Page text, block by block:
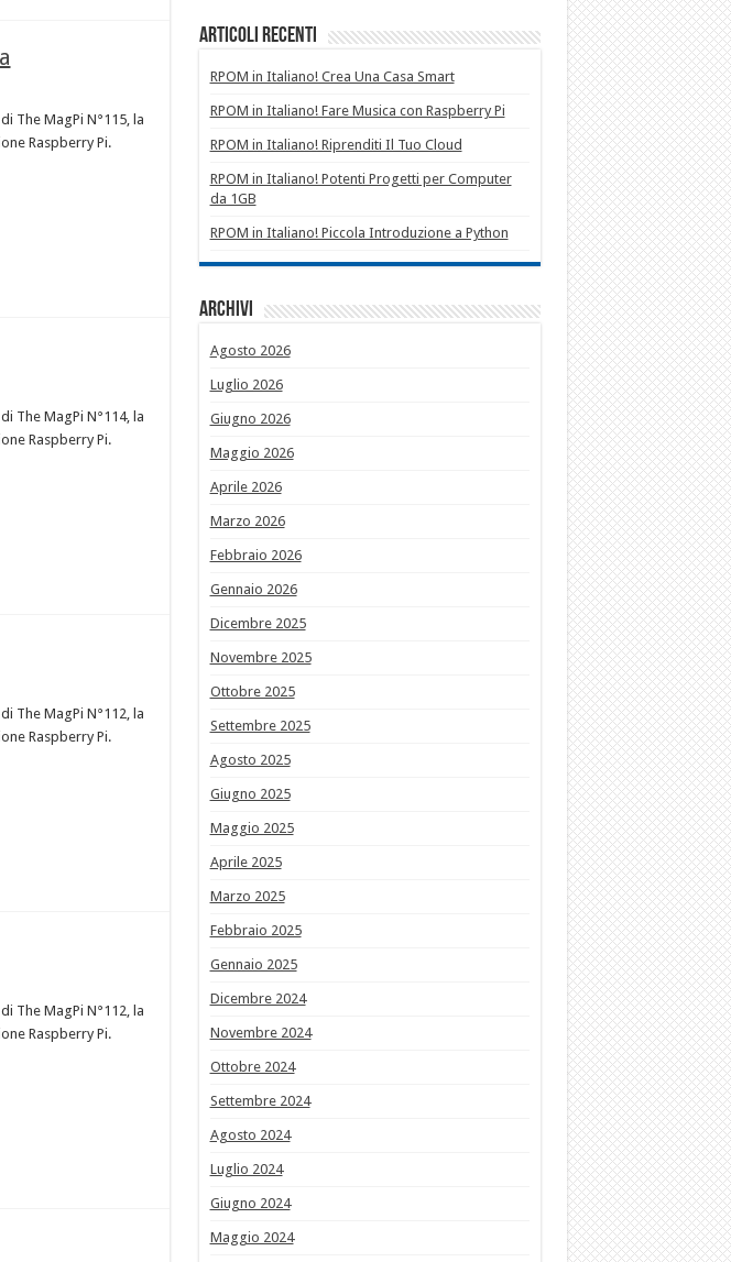
The MagPi N°115, la
Raspberry Pi.
The MagPi N°114, la
Raspberry Pi.
The MagPi N°112, la
Raspberry Pi.
The MagPi N°112, la
Raspberry Pi.
Articoli recenti
RPOM in Italiano! Crea Una Casa Smart
RPOM in Italiano! Fare Musica con Raspberry Pi
RPOM in Italiano! Riprenditi Il Tuo Cloud
RPOM in Italiano! Potenti Progetti per Computer
da 1GB
RPOM in Italiano! Piccola Introduzione a Python
Archivi
Agosto 2026
Luglio 2026
Giugno 2026
Maggio 2026
Aprile 2026
Marzo 2026
Febbraio 2026
Gennaio 2026
Dicembre 2025
Novembre 2025
Ottobre 2025
Settembre 2025
Agosto 2025
Giugno 2025
Maggio 2025
Aprile 2025
Marzo 2025
Febbraio 2025
Gennaio 2025
Dicembre 2024
Novembre 2024
Ottobre 2024
Settembre 2024
Agosto 2024
Luglio 2024
Giugno 2024
Maggio 2024